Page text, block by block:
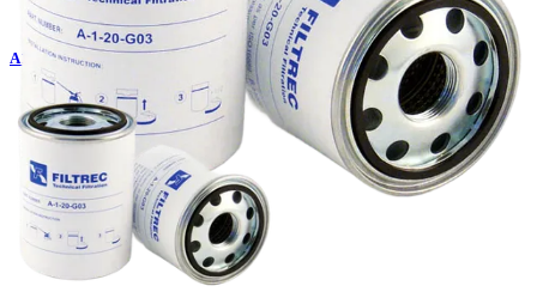
A120C10 - Filtrec suodatinelementti